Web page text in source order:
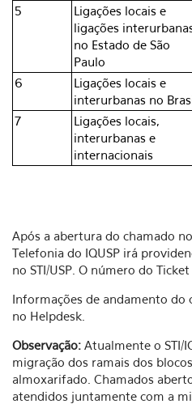
5
Ligações locais e
ligações
no Estado de São
Paulo
6
Ligações locais e
interurbanas no
7
Ligações locais,
interurbanas e
internacionais
Após a abertura do chamado
Telefonia do IQUSP irá
no STI/USP. O número do
Informações de andamento do
no Helpdesk.
Observação: Atualmente o STI/
migração dos ramais dos
almoxarifado. Chamados
atendidos juntamente com a